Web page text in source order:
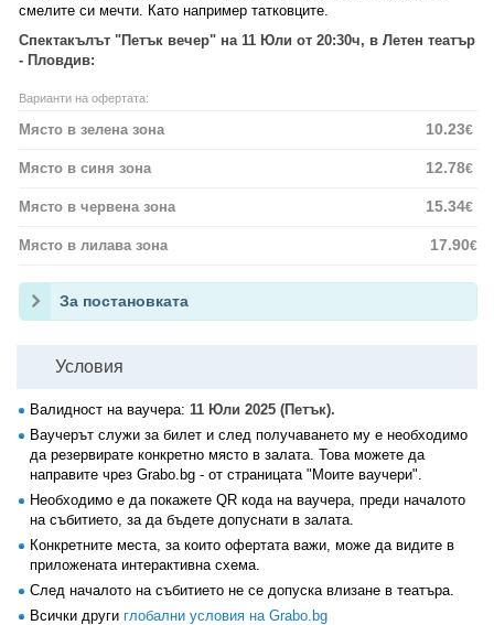
смелите си мечти. Като например татковците.
Спектакълът "Петък вечер" на 11 Юли от 20:30ч, в Летен театър
- Пловдив:
Варианти на офертата:
Място в зелена зона 10.23€
Място в синя зона 12.78€
Място в червена зона 15.34€
Място в лилава зона 17.90€
За постановката
Условия
Валидност на ваучера: 11 Юли 2025 (Петък).
Ваучерът служи за билет и след получаването му е необходимо
да резервирате конкретно място в залата. Това можете да
направите чрез Grabo.bg - от страницата "Моите ваучери".
Необходимо е да покажете QR кода на ваучера, преди началото
на събитието, за да бъдете допуснати в залата.
Конкретните места, за които офертата важи, може да видите в
приложената интерактивна схема.
След началото на събитието не се допуска влизане в театъра.
Всички други глобални условия на Grabo.bg